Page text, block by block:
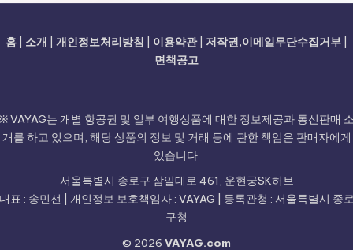
홈 소개 개인정보처리방침 이용약관 저작권,이메일무단수집거부
면책공고
VAYAG는 개별 항공권 및 일부 여행상품에 대한 정보제공과 통신판매
개를 하고 있으며, 해당 상품의 정보 및 거래 등에 관한 책임은 판매자에게
있습니다.
서울특별시 종로구 삼일대로 461, 운현궁SK허브
표 : 송민선 | 개인정보 보호책임자 : VAYAG | 등록관청 : 서울특별시 종
구청
© 2026 VAYAG.com